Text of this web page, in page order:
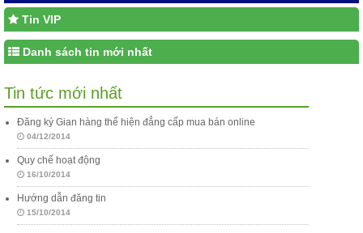
Tin VIP
Danh sách tin mới nhất
Tin tức mới nhất
Đăng ký Gian hàng thể hiện đẳng cấp mua bán online
04/12/2014
Quy chế hoạt động
16/10/2014
Hướng dẫn đăng tin
15/10/2014